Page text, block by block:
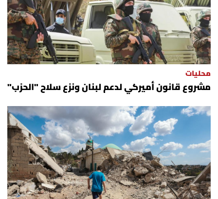
شروط الاستخدام
شروط الإشتراك
Digital solutions by
محليات
مشروع قانون أميركي لدعم لبنان ونزع سلاح "الحزب"